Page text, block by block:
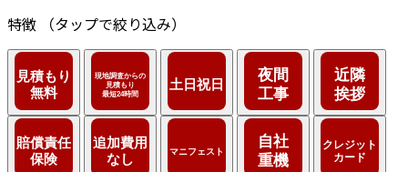
特徴
（タップで絞り込み）